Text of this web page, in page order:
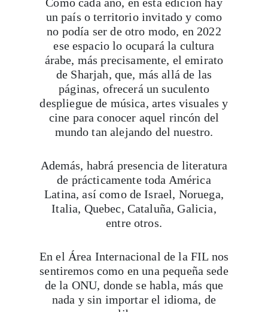
un país o territorio invitado y como
no podía ser de otro modo, en 2022
ese espacio lo ocupará la cultura
árabe, más precisamente, el emirato
de Sharjah, que, más allá de las
páginas, ofrecerá un suculento
despliegue de música, artes visuales y
cine para conocer aquel rincón del
mundo tan alejando del nuestro.
de prácticamente toda América
Latina, así como de Israel, Noruega,
Italia, Quebec, Cataluña, Galicia,
entre otros.
sentiremos como en una pequeña sede
de la ONU, donde se habla, más que
nada y sin importar el idioma, de
libros.